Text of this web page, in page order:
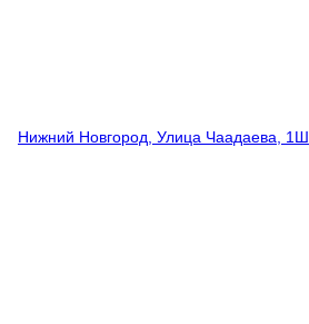
Нижний Новгород, Улица Чаадаева, 1Ш